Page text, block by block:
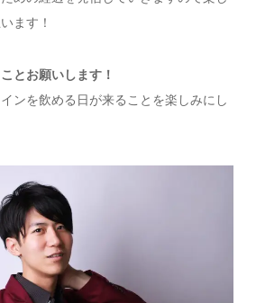
ます！
とお願いします！
ンを飲める日が来ることを楽しみにし